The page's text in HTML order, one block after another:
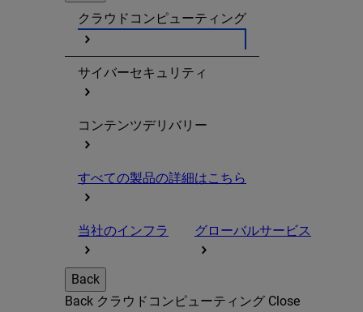
クラウドコンピューティング
サイバーセキュリティ
コンテンツデリバリー
すべての製品の詳細はこちら
当社のインフラ グローバルサービス
Back
Back クラウドコンピューティング Close